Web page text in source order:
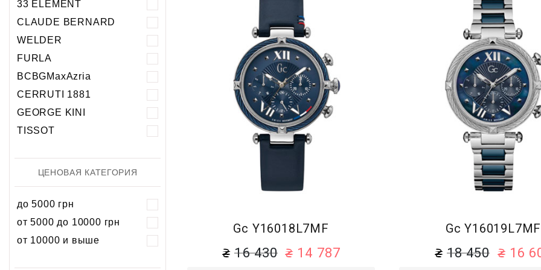
Хронограф
Механика
Календарь
Хронограф
Механика
33 ELEMENT
CLAUDE BERNARD
WELDER
FURLA
BCBGMaxAzria
CERRUTI 1881
GEORGE KINI
TISSOT
ЦЕНОВАЯ КАТЕГОРИЯ
до 5000 грн
от 5000 до 10000 грн
от 10000 и выше
Gc Y16018L7MF
16 430 14 787
Gc Y16019L7MF
18 450 16